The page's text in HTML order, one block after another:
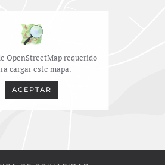
OpenStreetMap requerido
cargar este mapa.
ACEPTAR